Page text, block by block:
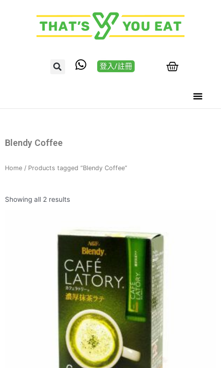
登入/註冊
Blendy Coffee
Home / Products tagged “Blendy Coffee”
Showing all 2 results